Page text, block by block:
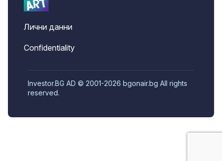
Лични данни
Confidentiality
Investor.BG AD © 2001-2026 bgonair.bg All rights
reserved.